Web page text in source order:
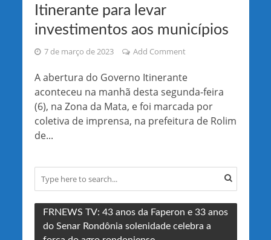
Itinerante para levar
investimentos aos municípios
7 de março de 2023 Add Comment
A abertura do Governo Itinerante
aconteceu na manhã desta segunda-feira
(6), na Zona da Mata, e foi marcada por
coletiva de imprensa, na prefeitura de Rolim
de...
FRNEWS TV: 43 anos da Faperon e 33 anos
do Senar Rondônia solenidade celebra a